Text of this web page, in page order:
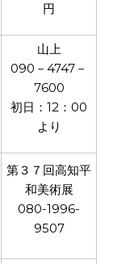
円
山上
090－4747－
7600
初日：12：00
より
第３７回高知平
和美術展
080-1996-
9507